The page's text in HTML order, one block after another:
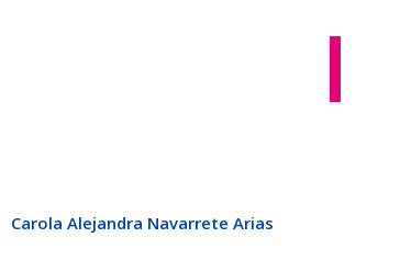
Carola Alejandra Navarrete Arias